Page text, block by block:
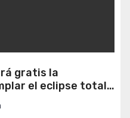
gratis la
el eclipse total